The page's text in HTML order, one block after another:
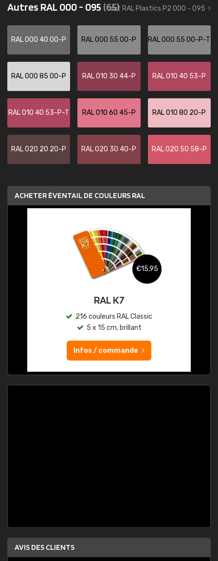
Autres RAL 000 - 095 (65)
tout RAL Plastics P2 000 - 095
RAL 000 40 00-P RAL 000 55 00-P RAL 000 55 00-P-T
RAL 000 85 00-P RAL 010 30 44-P RAL 010 40 53-P
RAL 010 40 53-P-T RAL 010 60 45-P RAL 010 80 20-P
RAL 020 20 20-P RAL 020 30 40-P RAL 020 50 58-P
ACHETER ÉVENTAIL DE COULEURS RAL
€15,95
RAL K7
216 couleurs RAL Classic
5 x 15 cm, brillant
Infos / commande
AVIS DES CLIENTS